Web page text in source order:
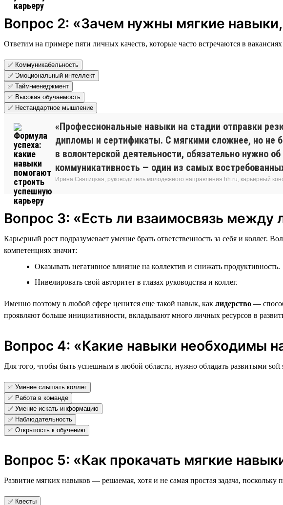
Вопрос 2: «Зачем нужны мягкие
Ответим на примере пяти личных качеств, которые часто встречаются в
✅ Коммуникабельность
✅ Эмоциональный интеллект
✅ Тайм-менеджмент
✅ Высокая обучаемость
✅ Нестандартное мышление
«Профессиональные навыки на стадии отправки
дипломы и сертификаты. С мягкими сложнее, но не
в волонтерской деятельности, обязательно нужно
коммуникативность — один из самых
Ирина Святицкая, руководитель молодежного направления hh.ru, карьерный
Вопрос 3: «Есть ли взаимосвязь
Карьерный рост подразумевает умение брать ответственность за себя и
компетенциях значит:
Оказывать негативное влияние на коллектив и снижать продуктивность.
Нивелировать свой авторитет в глазах руководства и коллег.
Именно поэтому в любой сфере ценится еще такой навык, как лидерство —
проявляют больше инициативности, вкладывают много личных ресурсов в
Вопрос 4: «Какие навыки необходимы
Для того, чтобы быть успешным в любой области, нужно обладать развитыми
✅ Умение слышать коллег
✅ Работа в команде
✅ Умение искать информацию
✅ Наблюдательность
✅ Открытость к обучению
Вопрос 5: «Как прокачать мягкие
Развитие мягких навыков — решаемая, хотя и не самая простая задача,
✅ Квесты